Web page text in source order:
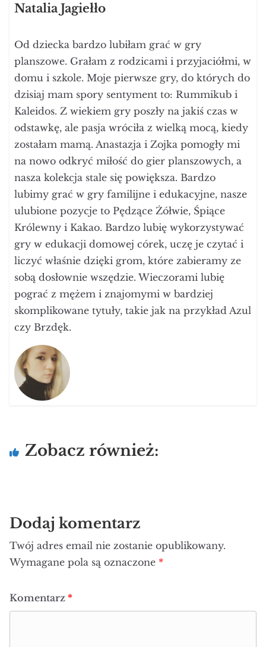
Natalia Jagiełło
Od dziecka bardzo lubiłam grać w gry
planszowe. Grałam z rodzicami i przyjaciółmi, w
domu i szkole. Moje pierwsze gry, do których do
dzisiaj mam spory sentyment to: Rummikub i
Kaleidos. Z wiekiem gry poszły na jakiś czas w
odstawkę, ale pasja wróciła z wielką mocą, kiedy
zostałam mamą. Anastazja i Zojka pomogły mi
na nowo odkryć miłość do gier planszowych, a
nasza kolekcja stale się powiększa. Bardzo
lubimy grać w gry familijne i edukacyjne, nasze
ulubione pozycje to Pędzące Żółwie, Śpiące
Królewny i Kakao. Bardzo lubię wykorzystywać
gry w edukacji domowej córek, uczę je czytać i
liczyć właśnie dzięki grom, które zabieramy ze
sobą dosłownie wszędzie. Wieczorami lubię
pograć z mężem i znajomymi w bardziej
skomplikowane tytuły, takie jak na przykład Azul
czy Brzdęk.
Zobacz również:
Dodaj komentarz
Twój adres email nie zostanie opublikowany.
Wymagane pola są oznaczone *
Komentarz *